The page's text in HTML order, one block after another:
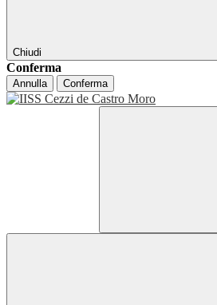
Chiudi
Conferma
Annulla Conferma